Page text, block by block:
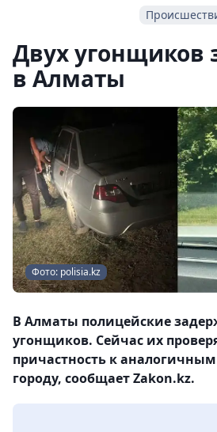
Двух угонщиков
в Алматы
Фото: polisia.kz
В Алматы полицейские
угонщиков. Сейчас их
причастность к
городу, сообщает Zakon.kz.